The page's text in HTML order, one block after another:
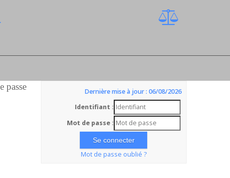
passe
Dernière mise à jour : 06/08/2026
Identifiant :
Mot de passe :
Mot de passe oublié ?